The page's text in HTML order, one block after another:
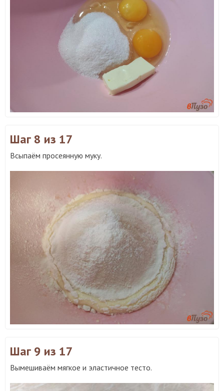
Шаг 8 из 17
Всыпаём просеянную муку.
Шаг 9 из 17
Вымешиваём мягкое и эластичное тесто.